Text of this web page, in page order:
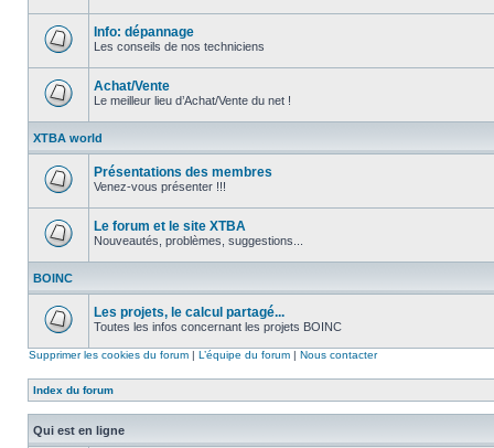
message
non
message
non
Info: dépannage
Les conseils de nos techniciens
message
non
lu
Achat/Vente
Le meilleur lieu d’Achat/Vente du net !
XTBA world
message
non
Présentations des membres
Venez-vous présenter !!!
message
lu
Le forum et le site XTBA
Nouveautés, problèmes, suggestions...
BOINC
message
Les projets, le calcul partagé...
Toutes les infos concernant les projets BOINC
Supprimer les cookies du forum | L’équipe du forum | Nous contacter
Index du forum
Qui est en ligne